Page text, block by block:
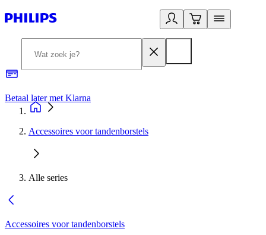
Betaal later met Klarna
Accessoires voor tandenborstels
Alle series
Accessoires voor tandenborstels